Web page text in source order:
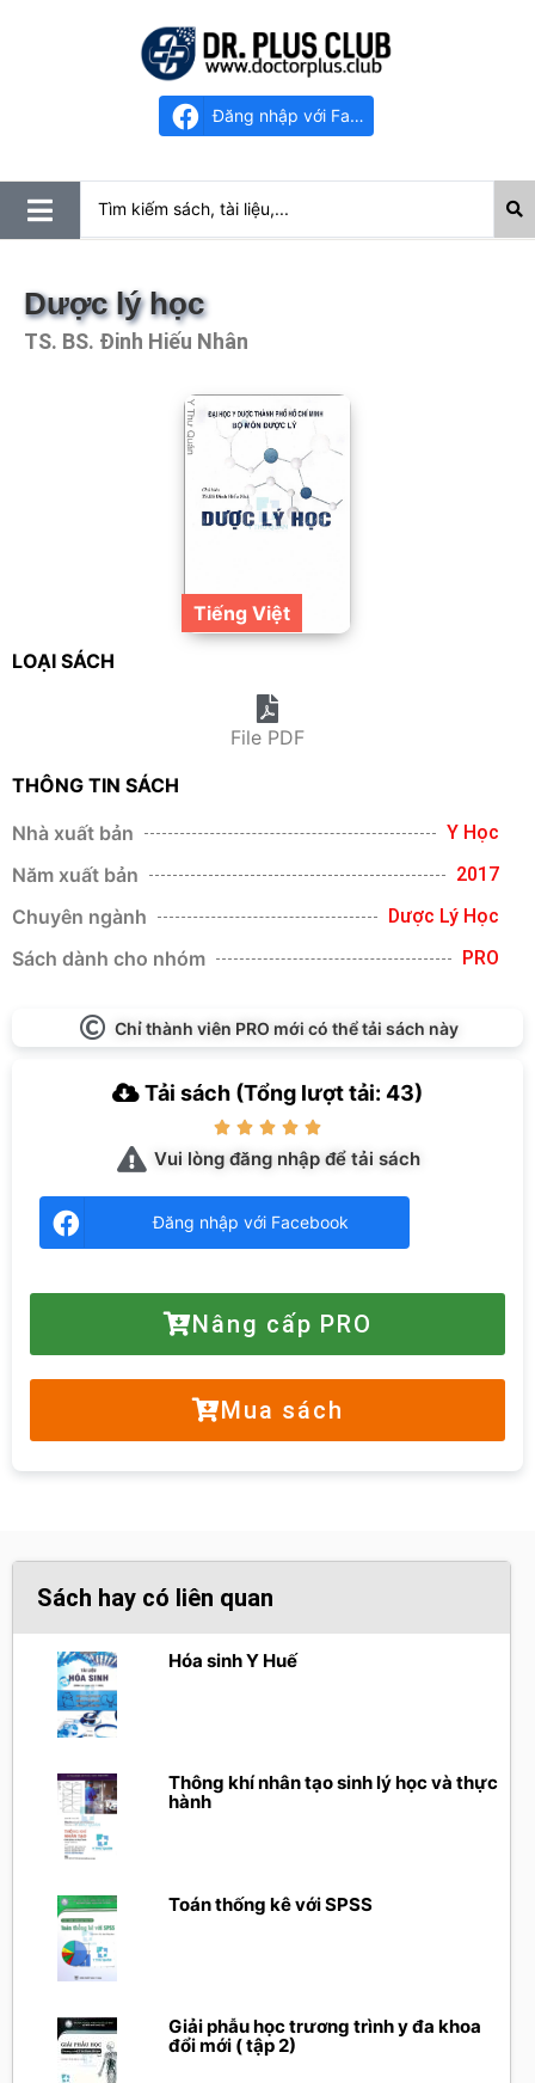
Đăng nhập với Facebook
Dược lý học
TS. BS. Đinh Hiếu Nhân
Tiếng Việt
LOẠI SÁCH
File PDF
THÔNG TIN SÁCH
Nhà xuất bản
Y Học
Năm xuất bản 2017
Chuyên ngành Dược Lý Học
Sách dành cho nhóm PRO
Chỉ thành viên PRO mới có thể tải sách này
Tải sách (Tổng lượt tải: 43)
    
Vui lòng đăng nhập để tải sách
Đăng nhập với Facebook
Nâng cấp PRO
Mua sách
Sách hay có liên quan
Hóa sinh Y Huế
Thông khí nhân tạo sinh lý học và thực
hành
Toán thống kê với SPSS
Giải phẫu học trương trình y đa khoa
đổi mới ( tập 2)